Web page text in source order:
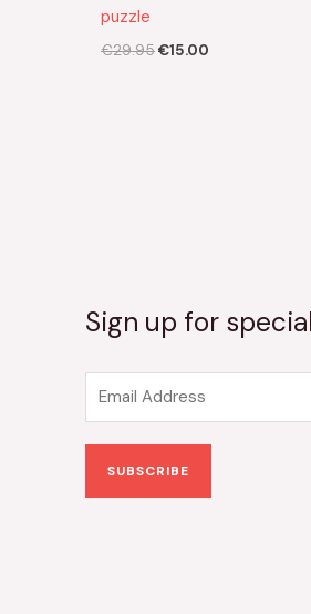
puzzle
€29.95€15.00
Sign up for
m
a
SUBSCRIBE